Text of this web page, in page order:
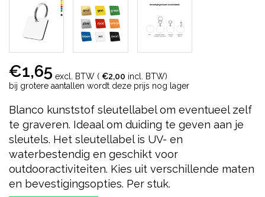
€1,65 excl. BTW ( €2,00 incl. BTW)
bij grotere aantallen wordt deze prijs nog lager
Blanco kunststof sleutellabel om eventueel zelf
te graveren. Ideaal om duiding te geven aan je
sleutels. Het sleutellabel is UV- en
waterbestendig en geschikt voor
outdooractiviteiten. Kies uit verschillende maten
en bevestigingsopties. Per stuk.